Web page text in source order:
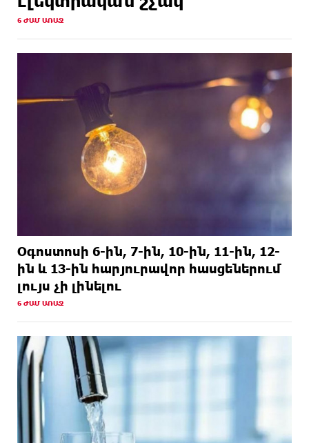
ԱՌԱՋ
միջոցով կապահովեն վայրի բնության շուրջօրյա
Մոհամեդ Սալահը նոր ակումբ ունի.
պաշտոնական
6 ԺԱՄ ԱՌԱՋ
Օգոստոսի 6-ին, 7-ին, 10-ին, 11-ին, 12-
ին և 13-ին հարյուրավոր հասցեներում
լույս չի լինելու
6 ԺԱՄ ԱՌԱՋ